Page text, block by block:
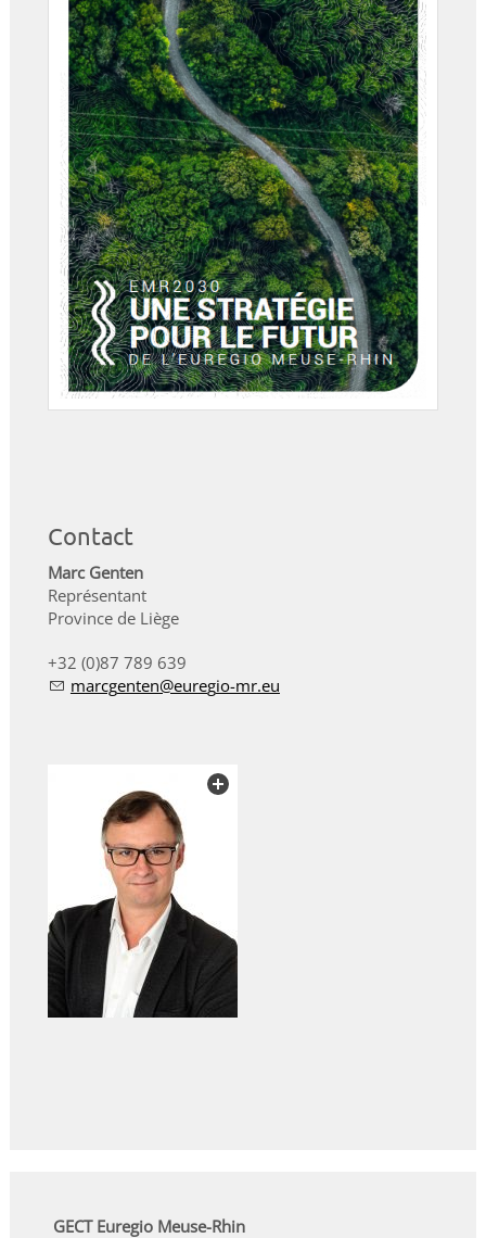
Contact
Marc Genten
Représentant
Province de Liège
+32 (0)87 789 639
m rcg nt n r g -mr
GECT Euregio Meuse-Rhin